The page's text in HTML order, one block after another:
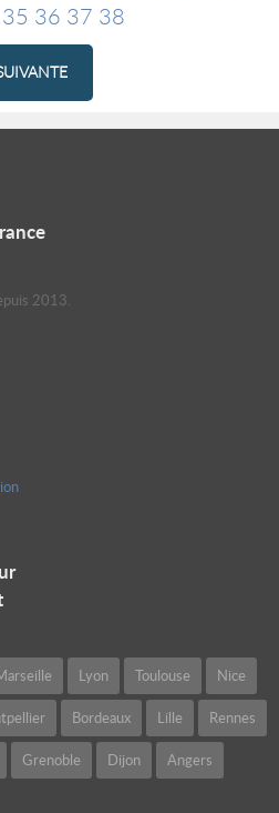
35 36 37 38
2013.
Lyon Toulouse Nice
Bordeaux Lille Rennes
Grenoble Dijon Angers